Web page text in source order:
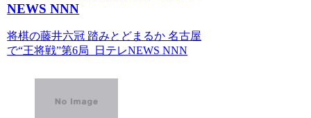
NEWS NNN
将棋の藤井六冠 踏みとどまるか 名古屋
で“王将戦”第6局 日テレNEWS NNN